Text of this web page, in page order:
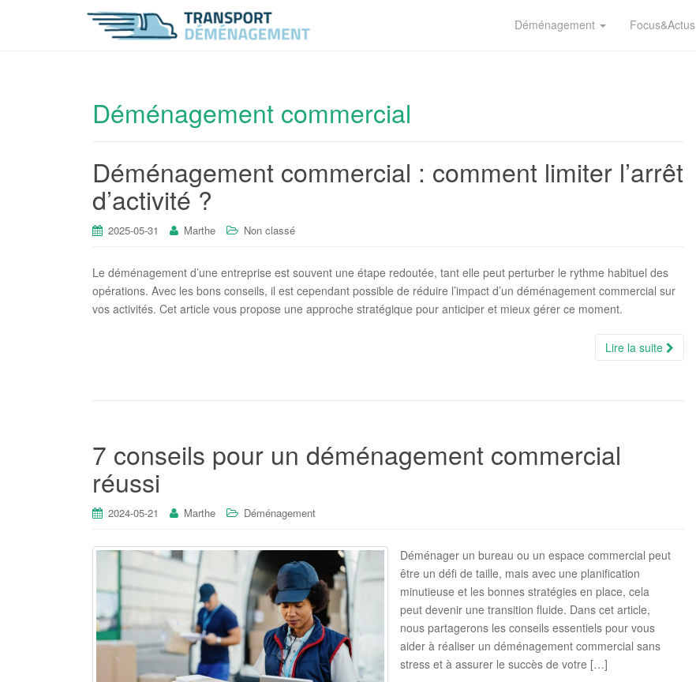
Déménagement Focus&Actus
Déménagement commercial
Déménagement commercial : comment limiter l’arrêt
d’activité ?
2025-05-31 Marthe Non classé
Le déménagement d’une entreprise est souvent une étape redoutée, tant elle peut perturber le rythme habituel des
opérations. Avec les bons conseils, il est cependant possible de réduire l’impact d’un déménagement commercial sur
vos activités. Cet article vous propose une approche stratégique pour anticiper et mieux gérer ce moment.
Lire la suite
7 conseils pour un déménagement commercial
réussi
2024-05-21 Marthe Déménagement
Déménager un bureau ou un espace commercial peut
être un défi de taille, mais avec une planification
minutieuse et les bonnes stratégies en place, cela
peut devenir une transition fluide. Dans cet article,
nous partagerons les conseils essentiels pour vous
aider à réaliser un déménagement commercial sans
stress et à assurer le succès de votre […]